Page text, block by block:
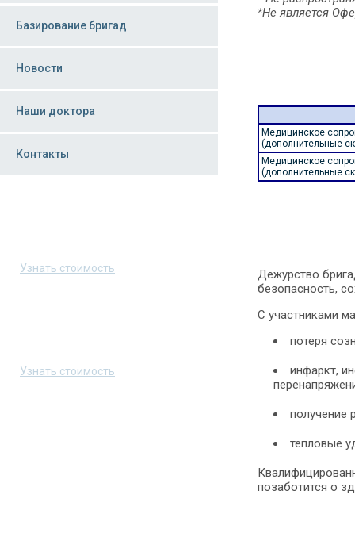
Базирование бригад
Новости
Наши доктора
Контакты
Узнать стоимость
Узнать стоимость
*Не является
Медицинское
(дополнительные
Медицинское
(дополнительные
Дежурство
безопасность,
С участниками
потеря
инфаркт,
получение
тепловые
позаботится о